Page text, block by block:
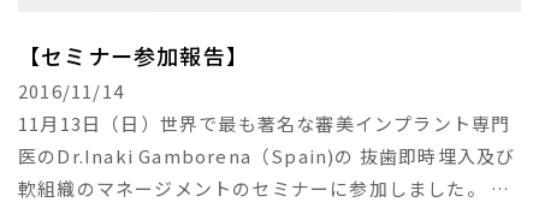
【セミナー参加報告】
2016/11/14
11月13日（日）世界で最も著名な審美インプラント専門
医のDr.Inaki Gamborena（Spain)の 抜歯即時埋入及び
軟組織のマネージメントのセミナーに参加しました。 素